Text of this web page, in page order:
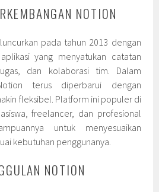
NOTION
pada tahun 2013 dengan
yang menyatukan catatan
dan kolaborasi tim. Dalam
terus diperbarui dengan
fleksibel. Platform ini populer di
freelancer, dan profesional
untuk menyesuaikan
kebutuhan penggunanya.
NOTION